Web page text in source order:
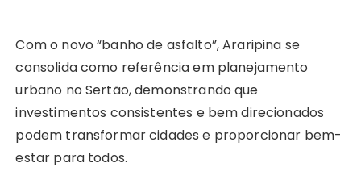
Com o novo “banho de asfalto”, Araripina se
consolida como referência em planejamento
urbano no Sertão, demonstrando que
investimentos consistentes e bem direcionados
podem transformar cidades e proporcionar bem-
estar para todos.